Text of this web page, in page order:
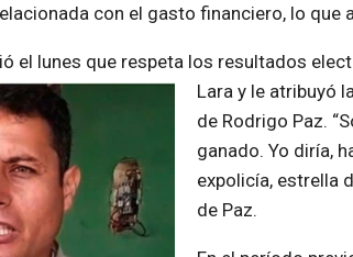
con el gasto financiero, lo que
el lunes que respeta los resultados
Lara y leatribuyó
de Rodrigo Paz.
ganado. Yo diría,
expolicía, estrella
de Paz.